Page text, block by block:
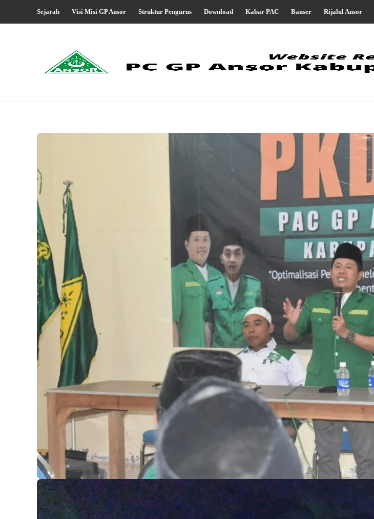
Sejarah Visi Misi GP Ansor Struktur Pengurus Download Kabar PAC Banser Rijalul Ansor